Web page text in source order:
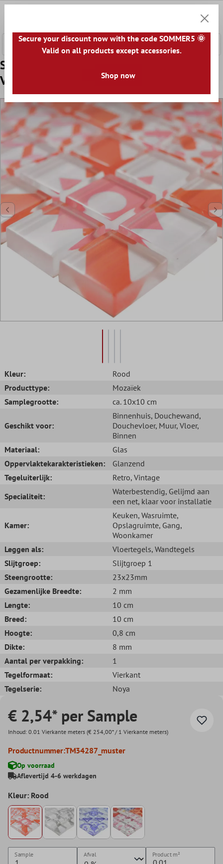
Sample Glasmozaïek Retro Tegels Noya
Vintage Rood
Kleur:
Rood
Producttype:
Mozaïek
Samplegrootte:
ca. 10x10 cm
Geschikt voor:
Binnenhuis, Douchewand,
Douchevloer, Muur, Vloer,
Binnen
Materiaal:
Glas
Oppervlaktekarakteristieken:
Glanzend
Tegeluiterlijk:
Retro, Vintage
Specialiteit:
Waterbestendig, Gelijmd aan
een net, klaar voor installatie
Kamer:
Keuken, Wasruimte,
Opslagruimte, Gang,
Woonkamer
Leggen als:
Vloertegels, Wandtegels
Slijtgroep:
Slijtgroep 1
Steengrootte:
23x23mm
Gezamenlijke Breedte:
2 mm
Lengte:
10 cm
Breed:
10 cm
Hoogte:
0,8 cm
Dikte:
8 mm
Aantal per verpakking:
1
Tegelformaat:
Vierkant
Tegelserie:
Noya
€ 2,54* per Sample
Inhoud: 0.01 Vierkante meters (€ 254,00* / 1 Vierkante meters)
Productnummer:TM34287_muster
Op voorraad
Aflevertijd 4-6 werkdagen
Kleur: Rood
Sample Afval Productm²
Secure your discount now with the code SOMMER5 🌞
Valid on all products except accessories.
Shop now